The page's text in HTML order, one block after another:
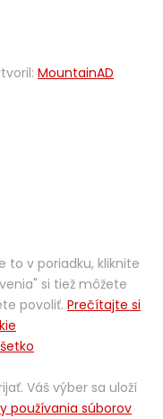
MountainAD
to v poriadku, kliknite
si tiež môžete
povoliť. Prečítajte si
Váš výber sa uloží
používania súborov